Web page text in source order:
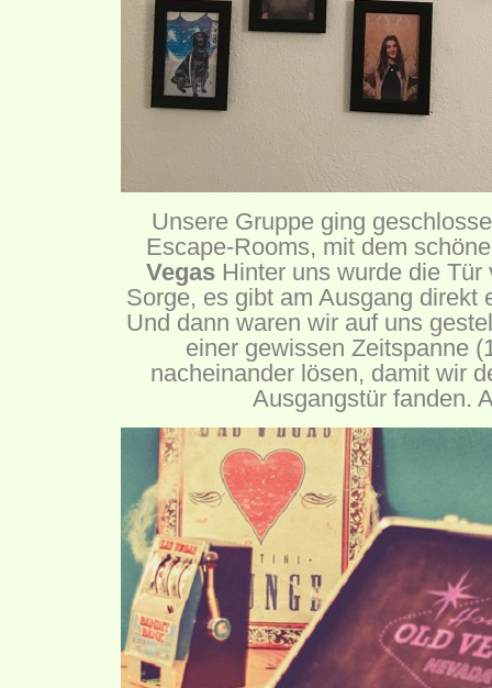
Unsere Gruppe ging
Escape-Rooms, mit dem
Vegas Hinter uns wurde die
Sorge, es gibt am Ausgang direkt
Und dann waren wir auf uns
einer gewissen Zeitspanne
nacheinander lösen, damit wir
Ausgangstür fanden.